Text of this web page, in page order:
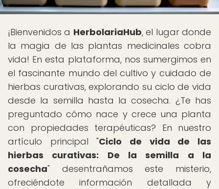
¡Bienvenidos a HerbolariaHub, el lugar donde
la magia de las plantas medicinales cobra
vida! En esta plataforma, nos sumergimos en
el fascinante mundo del cultivo y cuidado de
hierbas curativas, explorando su ciclo de vida
desde la semilla hasta la cosecha. ¿Te has
preguntado cómo nace y crece una planta
con propiedades terapéuticas? En nuestro
artículo principal "Ciclo de vida de las
hierbas curativas: De la semilla a la
cosecha" desentrañamos este misterio,
ofreciéndote información detallada y